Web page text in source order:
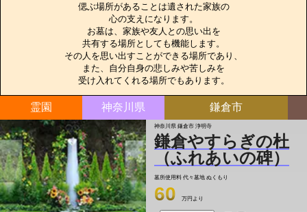
偲ぶ場所があることは遺された家族の
心の支えになります。
お墓は、家族や友人との思い出を
共有する場所としても機能します。
その人を思い出すことができる場所であり、
また、自分自身の悲しみや苦しみを
受け入れてくれる場所でもあります。
霊園 神奈川県 鎌倉市
神奈川県 鎌倉市 浄明寺
鎌倉やすらぎの杜
（ふれあいの碑）
墓所使用料 代々墓地 ぬくもり
60 万円より